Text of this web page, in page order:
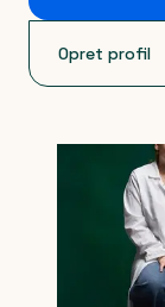
Opret profil